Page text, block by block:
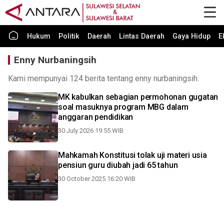
Hukum Politik Daerah Lintas Daerah Gaya Hidup
Enny Nurbaningsih
Kami mempunyai 124 berita tentang enny nurbaningsih.
MK kabulkan sebagian permohonan gugatan
soal masuknya program MBG dalam
anggaran pendidikan
30 July 2026 19:55 WIB
Mahkamah Konstitusi tolak uji materi usia
pensiun guru diubah jadi 65 tahun
30 October 2025 16:20 WIB